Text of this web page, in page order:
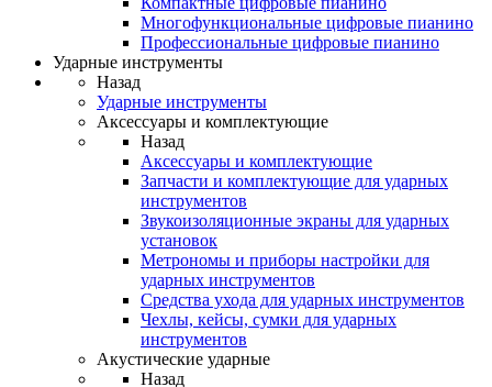
Многофункциональные цифровые пианино
Профессиональные цифровые пианино
Ударные инструменты
Назад
Ударные инструменты
Аксессуары и комплектующие
Назад
Аксессуары и комплектующие
Запчасти и комплектующие для ударных
инструментов
Звукоизоляционные экраны для ударных
установок
Метрономы и приборы настройки для
ударных инструментов
Средства ухода для ударных инструментов
Чехлы, кейсы, сумки для ударных
инструментов
Акустические ударные
Назад